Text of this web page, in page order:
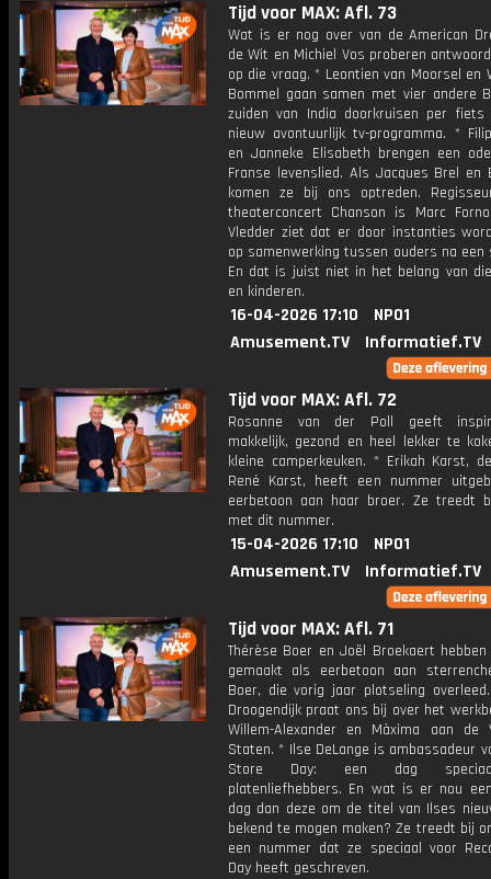
Tijd voor MAX: Afl. 73
Wat is er nog over van de American
de Wit en Michiel Vos proberen
op die vraag. * Leontien van Moorsel en
Bommel gaan samen met vier andere
zuiden van India doorkruisen per fiets
nieuw avontuurlijk tv-programma. *
en Janneke Elisabeth brengen een
Franse levenslied. Als Jacques Brel en
komen ze bij ons optreden.
theaterconcert Chanson is Marc
Vledder ziet dat er door instanties
op samenwerking tussen ouders na een
En dat is juist niet in het belang van
en kinderen.
16-04-2026 17:10
NPO1
Amusement.TV
Informatief.TV
Tijd voor MAX: Afl. 72
Rosanne van der Poll geeft
makkelijk, gezond en heel lekker te
kleine camperkeuken. * Erikah Karst,
René Karst, heeft een nummer
eerbetoon aan haar broer. Ze treedt
met dit nummer.
15-04-2026 17:10
NPO1
Amusement.TV
Informatief.TV
Tijd voor MAX: Afl. 71
Thérèse Boer en Joël Broekaert
gemaakt als eerbetoon aan
Boer, die vorig jaar plotseling
Droogendijk praat ons bij over het
Willem-Alexander en Màxima aan de
Staten. * Ilse DeLange is ambassadeur
Store Day: een dag
platenliefhebbers. En wat is er nou
dag dan deze om de titel van Ilses
bekend te mogen maken? Ze treedt bij
een nummer dat ze speciaal voor
Day heeft geschreven.